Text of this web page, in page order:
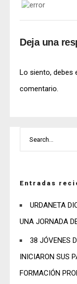
Deja una
Lo siento, debes
comentario.
Entradas
URDANETA
UNA JORNADA
38 JÓVENES
INICIARON SUS
FORMACIÓN